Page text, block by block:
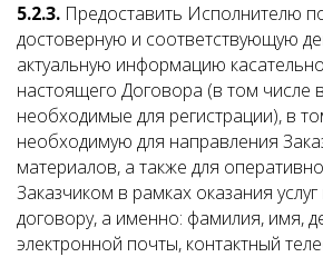
5.2.3. Предоставить Исполнителю
достоверную и соответствующую
актуальную информацию
настоящего Договора (в том числе
необходимые для регистрации), в
необходимую для направления
материалов, а также для
Заказчиком в рамках оказания
договору, а именно: фамилия, имя,
электронной почты, контактный